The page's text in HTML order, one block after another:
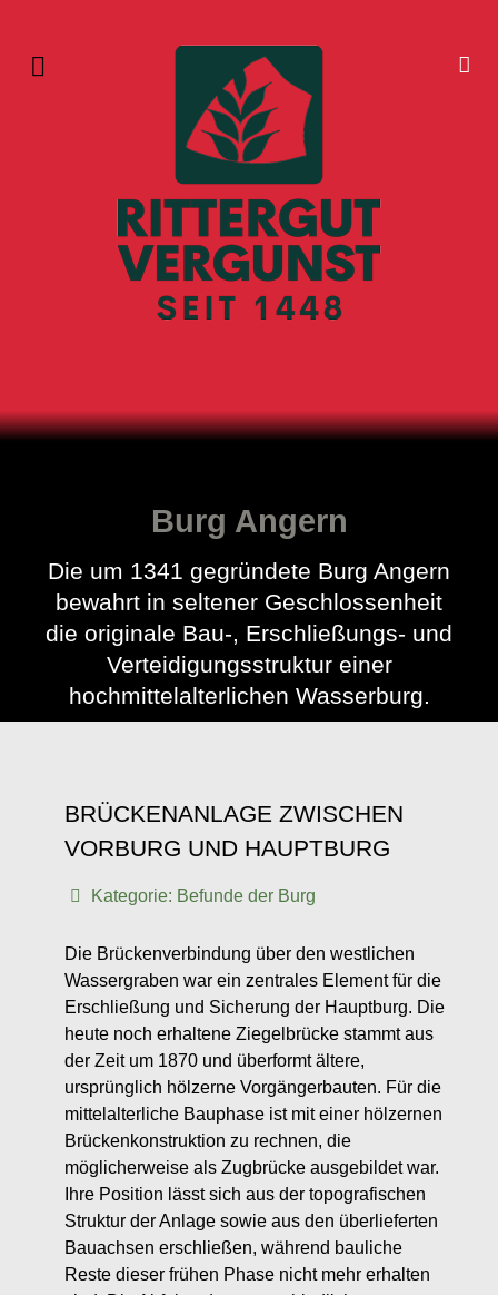
Burg Angern
Die um 1341 gegründete Burg Angern
bewahrt in seltener Geschlossenheit
die originale Bau-, Erschließungs- und
Verteidigungsstruktur einer
hochmittelalterlichen Wasserburg.
BRÜCKENANLAGE ZWISCHEN
VORBURG UND HAUPTBURG
Kategorie: Befunde der Burg
Die Brückenverbindung über den westlichen
Wassergraben war ein zentrales Element für die
Erschließung und Sicherung der Hauptburg. Die
heute noch erhaltene Ziegelbrücke stammt aus
der Zeit um 1870 und überformt ältere,
ursprünglich hölzerne Vorgängerbauten. Für die
mittelalterliche Bauphase ist mit einer hölzernen
Brückenkonstruktion zu rechnen, die
möglicherweise als Zugbrücke ausgebildet war.
Ihre Position lässt sich aus der topografischen
Struktur der Anlage sowie aus den überlieferten
Bauachsen erschließen, während bauliche
Reste dieser frühen Phase nicht mehr erhalten